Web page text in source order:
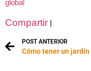
global
Compartir |
POST ANTERIOR